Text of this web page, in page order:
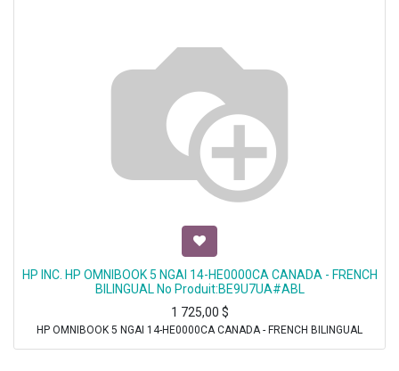
HP INC. HP OMNIBOOK 5 NGAI 14-HE0000CA CANADA - FRENCH
BILINGUAL No Produit:BE9U7UA#ABL
1 725,00 $
HP OMNIBOOK 5 NGAI 14-HE0000CA CANADA - FRENCH BILINGUAL